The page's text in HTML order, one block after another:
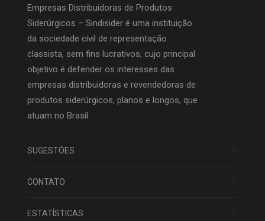
Empresas Distribuidoras de Produtos
Siderúrgicos – Sindisider é uma instituição
da sociedade civil de representação
classista, sem fins lucrativos, cujo principal
objetivo é defender os interesses das
empresas distribuidoras e revendedoras de
produtos siderúrgicos, planos e longos, que
atuam no Brasil.
SUGESTÕES
CONTATO
ESTATÍSTICAS